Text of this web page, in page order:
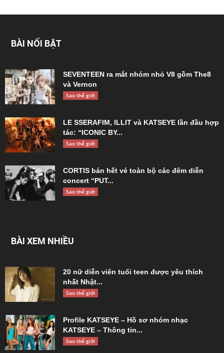
BÀI NỔI BẬT
SEVENTEEN ra mắt nhóm nhỏ V8 gồm The8
và Vernon
Sao thế giới
LE SSERAFIM, ILLIT và KATSEYE lần đầu hợp
tác: “ICONIC BY...
Sao thế giới
CORTIS bán hết vé toàn bộ các đêm diễn
concert “PUT...
Sao thế giới
BÀI XEM NHIỀU
20 nữ diễn viên tuổi teen được yêu thích
nhất Nhật...
Sao thế giới
Profile KATSEYE – Hồ sơ nhóm nhạc
KATSEYE – Thông tin...
Sao thế giới